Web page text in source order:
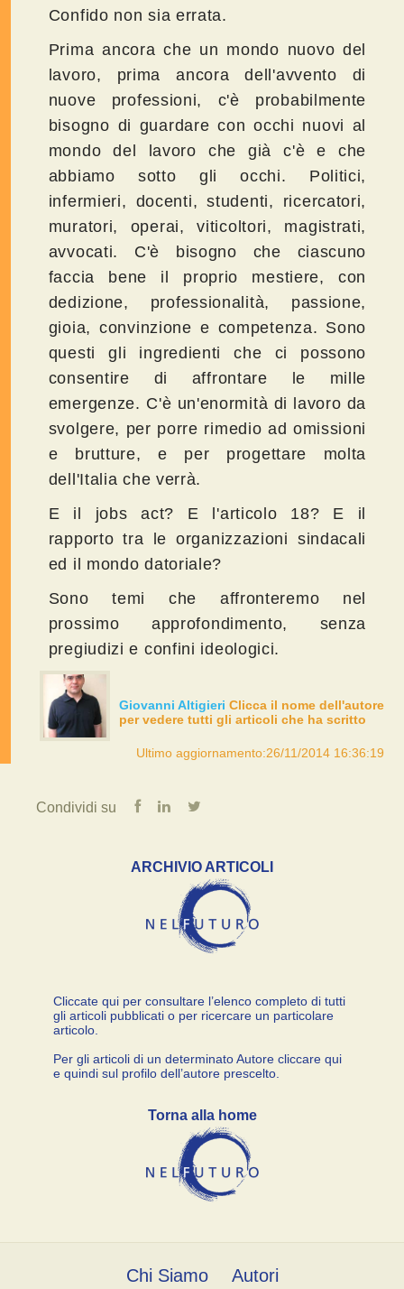
Confido non sia errata.
Prima ancora che un mondo nuovo del
lavoro, prima ancora dell'avvento di
nuove professioni, c'è probabilmente
bisogno di guardare con occhi nuovi al
mondo del lavoro che già c'è e che
abbiamo sotto gli occhi. Politici,
infermieri, docenti, studenti, ricercatori,
muratori, operai, viticoltori, magistrati,
avvocati. C'è bisogno che ciascuno
faccia bene il proprio mestiere, con
dedizione, professionalità, passione,
gioia, convinzione e competenza. Sono
questi gli ingredienti che ci possono
consentire di affrontare le mille
emergenze. C'è un'enormità di lavoro da
svolgere, per porre rimedio ad omissioni
e brutture, e per progettare molta
dell'Italia che verrà.
E il jobs act? E l'articolo 18? E il
rapporto tra le organizzazioni sindacali
ed il mondo datoriale?
Sono temi che affronteremo nel
prossimo approfondimento, senza
pregiudizi e confini ideologici.
Giovanni Altigieri Clicca il nome dell'autore
per vedere tutti gli articoli che ha scritto
Ultimo aggiornamento:26/11/2014 16:36:19
Condividi su
ARCHIVIO ARTICOLI
Cliccate qui per consultare l’elenco completo di tutti
gli articoli pubblicati o per ricercare un particolare
articolo.
Per gli articoli di un determinato Autore cliccare qui
e quindi sul profilo dell’autore prescelto.
Torna alla home
Chi Siamo Autori